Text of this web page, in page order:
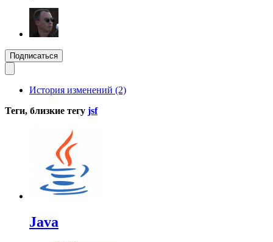
Подписаться
История изменений (2)
Теги, близкие тегу jsf
Java